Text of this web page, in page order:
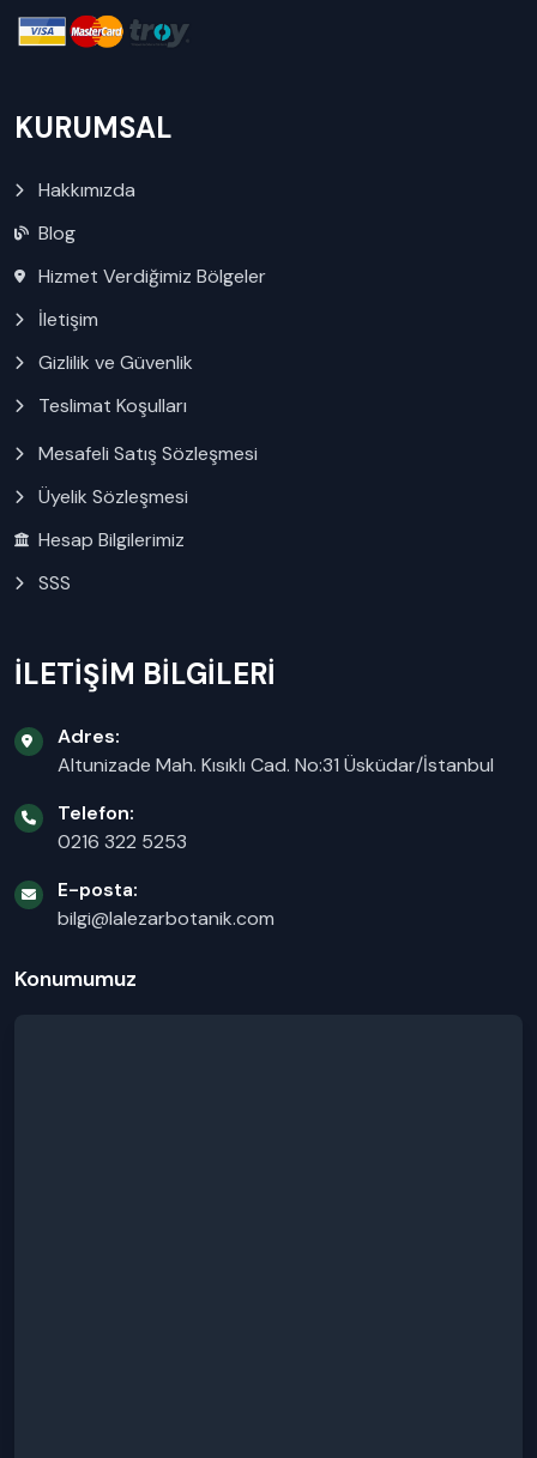
KURUMSAL
Hakkımızda
Blog
Hizmet Verdiğimiz Bölgeler
İletişim
Gizlilik ve Güvenlik
Teslimat Koşulları
Mesafeli Satış Sözleşmesi
Üyelik Sözleşmesi
Hesap Bilgilerimiz
SSS
İLETİŞİM BİLGİLERİ
Adres:
Altunizade Mah. Kısıklı Cad. No:31 Üsküdar/İstanbul
Telefon:
0216 322 5253
E-posta:
bilgi@lalezarbotanik.com
Konumumuz